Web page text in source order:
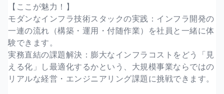
【ここが魅力！】
モダンなインフラ技術スタックの実践：インフラ開発の
一連の流れ（構築・運用・付随作業）を社員と一緒に体
験できます。
実務直結の課題解決：膨大なインフラコストをどう「見
える化」し最適化するかという、大規模事業ならではの
リアルな経営・エンジニアリング課題に挑戦できます。